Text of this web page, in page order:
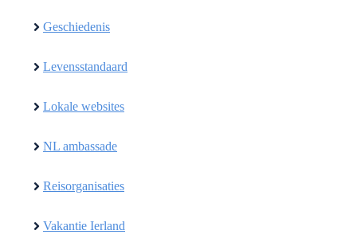
Geschiedenis
Levensstandaard
Lokale websites
NL ambassade
Reisorganisaties
Vakantie Ierland